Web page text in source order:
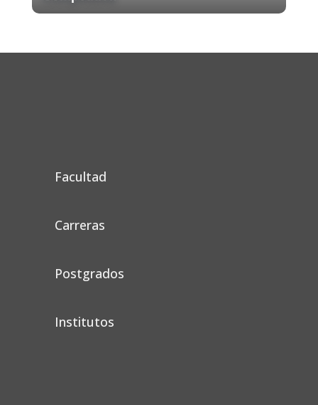
Facultad
Carreras
Postgrados
Institutos